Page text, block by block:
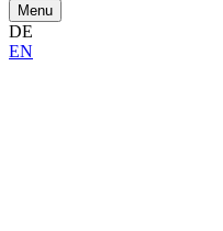
Menu
DE
EN